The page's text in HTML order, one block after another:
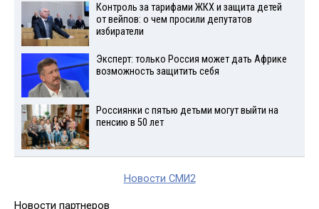
Контроль за тарифами ЖКХ и защита детей
от вейпов: о чем просили депутатов
избиратели
Эксперт: только Россия может дать Африке
возможность защитить себя
Россиянки с пятью детьми могут выйти на
пенсию в 50 лет
Новости СМИ2
Новости партнеров